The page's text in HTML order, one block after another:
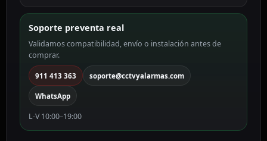
(Ø)
mm
color
blanco
DS-
1271ZJ-
140-
DM45
cantidad
Soporte preventa real
Validamos compatibilidad, envío o instalación antes de
comprar.
911 413 363 soporte@cctvyalarmas.com
WhatsApp
L-V 10:00–19:00